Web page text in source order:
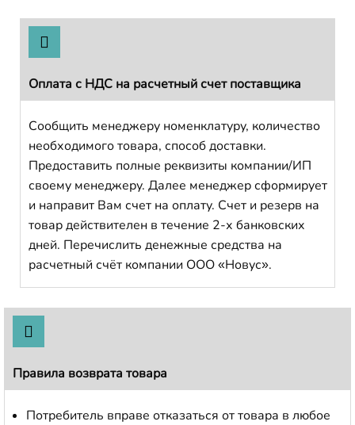
Оплата с НДС на расчетный счет поставщика
Сообщить менеджеру номенклатуру, количество
необходимого товара, способ доставки.
Предоставить полные реквизиты компании/ИП
своему менеджеру. Далее менеджер сформирует
и направит Вам счет на оплату. Счет и резерв на
товар действителен в течение 2-х банковских
дней. Перечислить денежные средства на
расчетный счёт компании ООО «Новус».
Правила возврата товара
Потребитель вправе отказаться от товара в любое